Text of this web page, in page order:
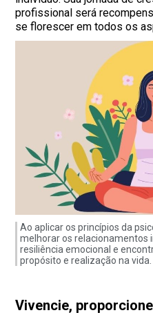
profissional será
se florescer em todos os
Ao aplicar os princípios da
melhorar os relacionamentos
resiliência emocional e
propósito e realização na vida.
Vivencie,